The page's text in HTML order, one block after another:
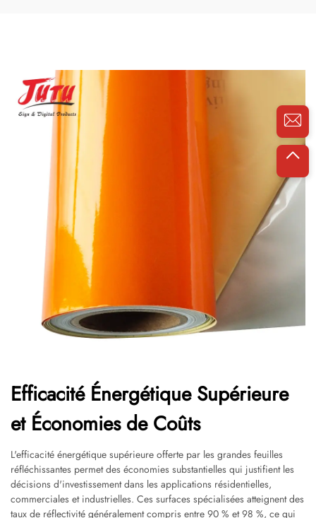
Efficacité Énergétique Supérieure
et Économies de Coûts
L'efficacité énergétique supérieure offerte par les grandes feuilles
réfléchissantes permet des économies substantielles qui justifient les
décisions d'investissement dans les applications résidentielles,
commerciales et industrielles. Ces surfaces spécialisées atteignent des
taux de réflectivité généralement compris entre 90 % et 98 %, ce qui